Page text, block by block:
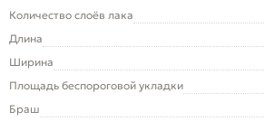
Количество слоёв лака
Длина
Ширина
Площадь беспороговой укладки
Браш